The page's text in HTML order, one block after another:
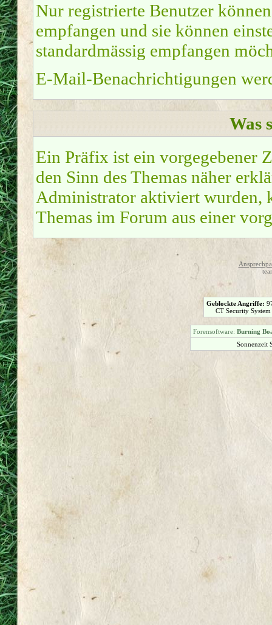
Nur registrierte Benutzer
empfangen und sie können
standardmässig empfangen
E-Mail-Benachrichtigungen
Was
Ein Präfix ist ein vorgegebener
den Sinn des Themas näher
Administrator aktiviert wurden,
Themas im Forum aus einer
Geblockte Angriffe:
CT Security
Forensoftware: Burning
Sonnenzeit